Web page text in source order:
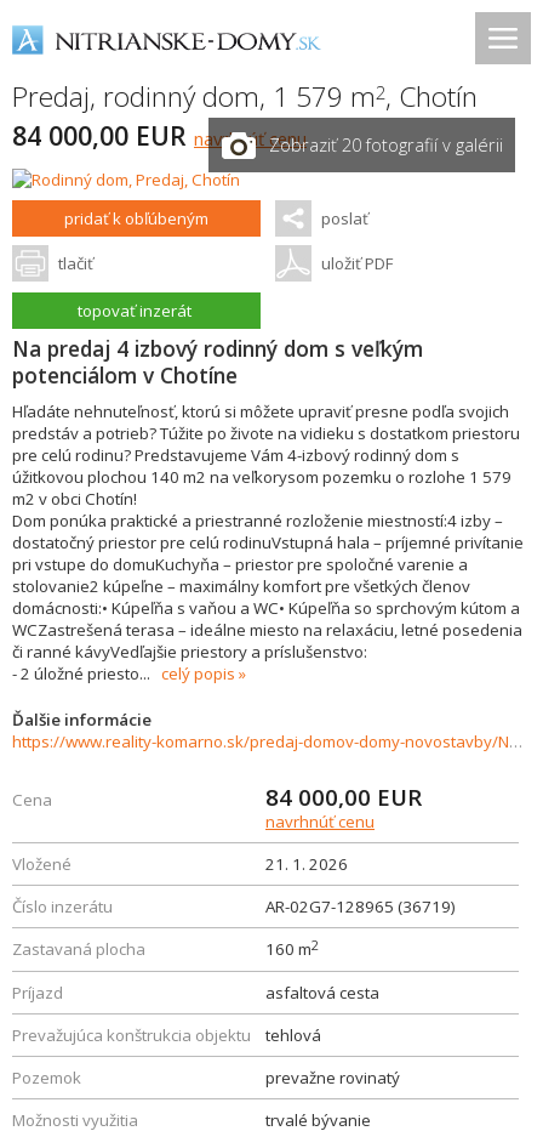
Predaj, rodinný dom, 1 579 m2, Chotín
84 000,00 EUR navrhnúť cenuZobraziť 20 fotografií v galérii
pridať k obľúbeným poslať
tlačiť uložiť PDF
topovať inzerát
Na predaj 4 izbový rodinný dom s veľkým
potenciálom v Chotíne
Hľadáte nehnuteľnosť, ktorú si môžete upraviť presne podľa svojich
predstáv a potrieb? Túžite po živote na vidieku s dostatkom priestoru
pre celú rodinu? Predstavujeme Vám 4-izbový rodinný dom s
úžitkovou plochou 140 m2 na veľkorysom pozemku o rozlohe 1 579
m2 v obci Chotín!
Dom ponúka praktické a priestranné rozloženie miestností:4 izby –
dostatočný priestor pre celú rodinuVstupná hala – príjemné privítanie
pri vstupe do domuKuchyňa – priestor pre spoločné varenie a
stolovanie2 kúpeľne – maximálny komfort pre všetkých členov
domácnosti:• Kúpeľňa s vaňou a WC• Kúpeľňa so sprchovým kútom a
WCZastrešená terasa – ideálne miesto na relaxáciu, letné posedenia
či ranné kávyVedľajšie priestory a príslušenstvo:
- 2 úložné priesto... celý popis
Ďalšie informácie
https://www.reality-komarno.sk/predaj-domov-domy-novostavby/Na-predaj-4-izbovy-rodinny-dom-s-velkym-potencialom-v-Chotine-36719/?utm_source=areality&utm_medium=xml&utm_term=36719&utm_content=dom&utm_campaign=portaly
Cena 84 000,00 EUR
navrhnúť cenu
Vložené
21. 1. 2026
Číslo inzerátu
AR-02G7-128965 (36719)
Zastavaná plocha
160 m2
Príjazd
asfaltová cesta
Prevažujúca konštrukcia objektu
tehlová
Pozemok
prevažne rovinatý
Možnosti využitia
trvalé bývanie